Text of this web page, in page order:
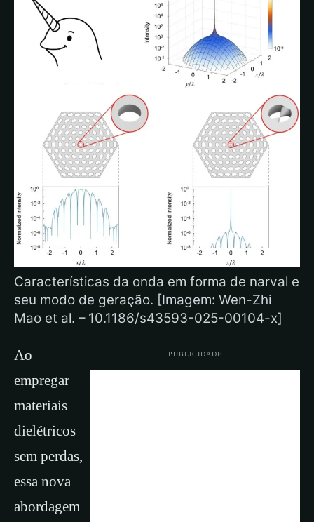
Características da onda em forma de narval e
seu modo de geração. [Imagem: Wen-Zhi
Mao et al. – 10.1186/s43593-025-00104-x]
PUBLICIDADE
Ao
empregar
materiais
dielétricos
sem perdas,
essa nova
abordagem